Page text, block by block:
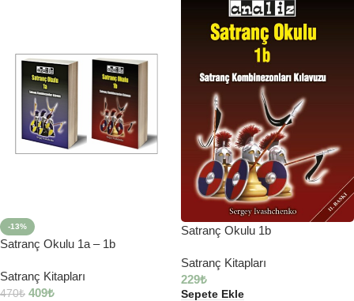
-13%
Satranç Okulu 1a – 1b
Satranç Kitapları
470₺ 409₺
Satranç Okulu 1b
Satranç Kitapları
229₺
Sepete Ekle